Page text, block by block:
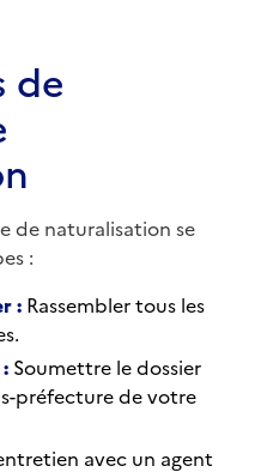
de
de naturalisation se
:
: Rassembler tous les
Soumettre le dossier
préfecture de votre
avec un agent